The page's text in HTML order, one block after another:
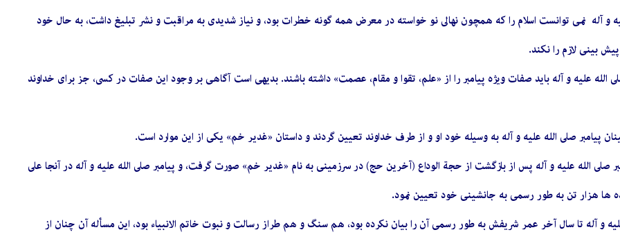
و آله نمى ‏توانست اسلام را که همچون نهالى نو خواسته در معرض همه گونه خطرات بود، و نیاز شدیدى به مراقبت و نشر تبلیغ ‏داشت، به حال خود
بینى لازم را نکند.
الله علیه و آله باید صفات ویژه پیامبر را از «علم، تقوا و مقام، عصمت» داشته باشند. بدیهى است آگاهى بر وجود این صفات در کسى، جز براى خداوند
پیامبر صلى الله علیه و آله به وسیله خود او و از طرف خداوند تعیین گردند و داستان‏ «غدیر خم» یکى از این موارد است.
صلى الله علیه و آله پس از بازگشت از حجة الوداع (آخرین حج) در سرزمینى به نام‏ «غدیر خم» صورت گرفت، و پیامبر صلى الله علیه و آله در آنجا على
ده ‏ها هزار تن به طور رسمى به جانشینى خود تعیین نمود.
و آله تا سال آخر عمر شریفش به طور رسمى آن را بیان نکرده بود، هم سنگ و هم طراز رسالت‏ و نبوت خاتم الانبیاء بود، این مسأله‏ آن چنان از